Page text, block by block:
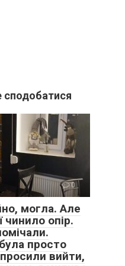
0
могла. Але
чинило опір.
просто
вийти,